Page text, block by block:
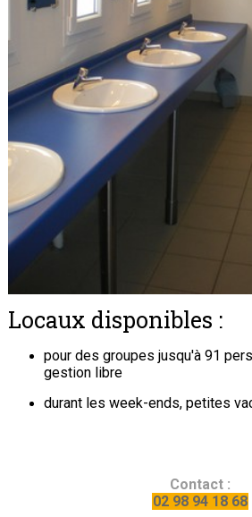
Locaux disponibles :
pour des groupes jusqu'à 91
gestion libre
durant les week-ends, petites
Contact :
02 98 94 18 68